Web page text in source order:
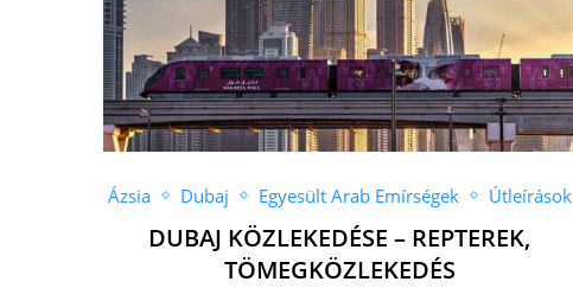
Ázsia Dubaj Egyesült Arab Emírségek Útleírások
DUBAJ KÖZLEKEDÉSE – REPTEREK,
TÖMEGKÖZLEKEDÉS